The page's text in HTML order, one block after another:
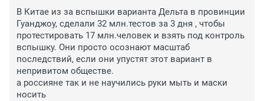
В Китае из за вспышки варианта Дельта в провинции
Гуанджоу, сделали 32 млн.тестов за 3 дня , чтобы
протестировать 17 млн.человек и взять под контроль
вспышку. Они просто осознают масштаб
последствий, если они упустят этот вариант в
непривитом обществе.
а россияне так и не научились руки мыть и маски
носить